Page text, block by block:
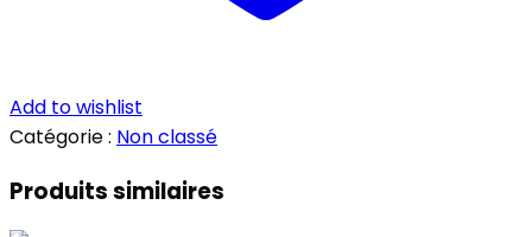
Add to wishlist
Catégorie : Non classé
Produits similaires